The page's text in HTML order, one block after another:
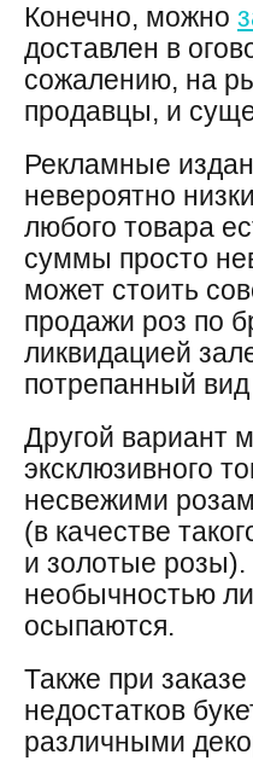
Конечно, можно
доставлен в
сожалению, на
продавцы, и
Рекламные
невероятно
любого товара
суммы просто
может стоить
продажи роз по
ликвидацией
потрепанный
Другой вариант
эксклюзивного
несвежими
(в качестве
и золотые
необычностью
осыпаются.
Также при
недостатков
различными